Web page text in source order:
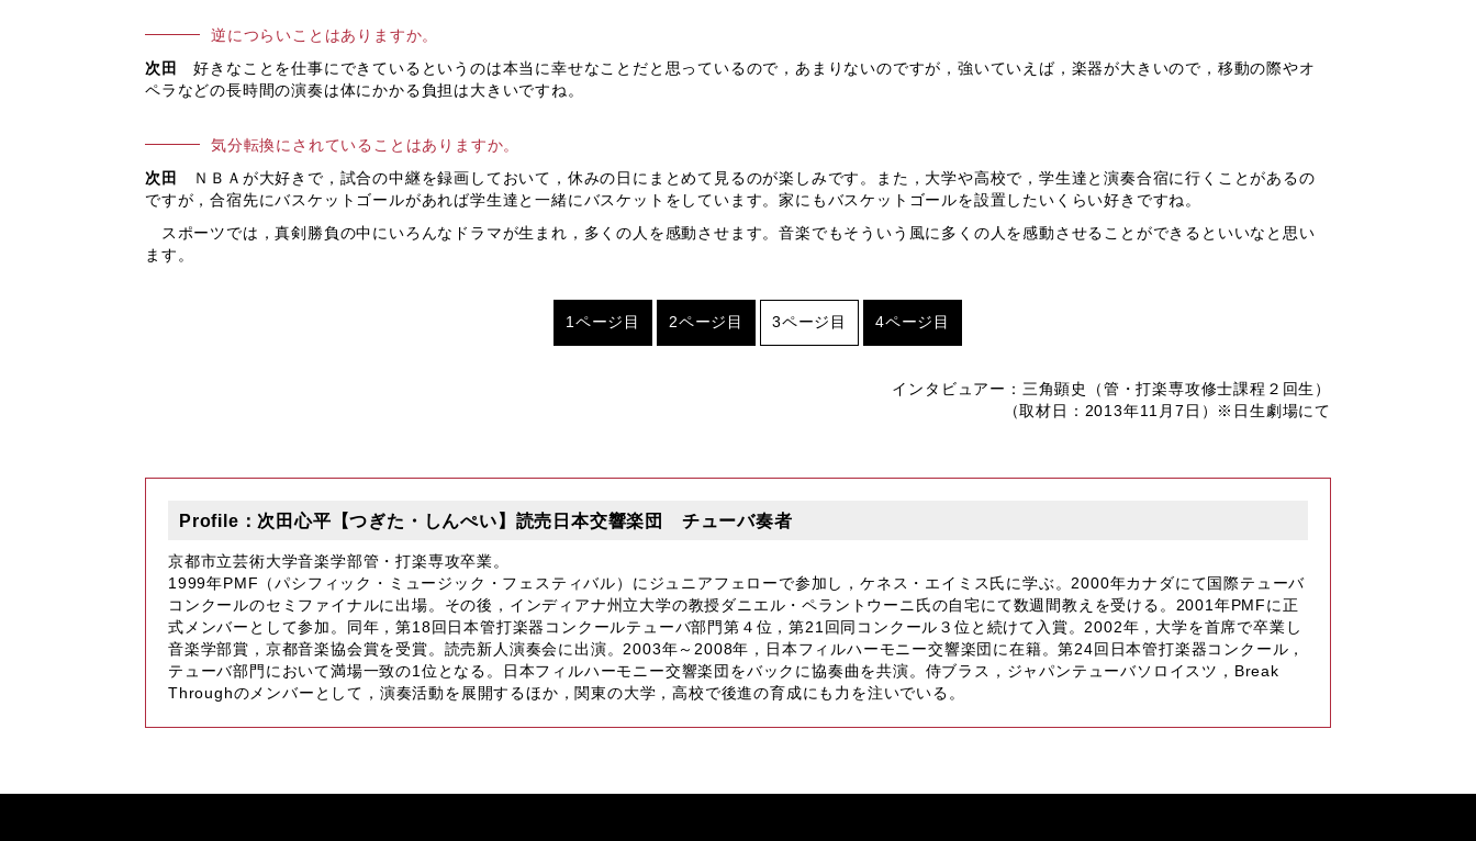
逆につらいことはありますか。
次田
好きなことを仕事にできているというのは本当に幸せなことだと思っているので，あまりないのですが，強いていえば，楽器が大きいので，移動の際やオ
ペラなどの長時間の演奏は体にかかる負担は大きいですね。
気分転換にされていることはありますか。
次田
ＮＢＡが大好きで，試合の中継を録画しておいて，休みの日にまとめて見るのが楽しみです。また，大学や高校で，学生達と演奏合宿に行くことがあるの
ですが，合宿先にバスケットゴールがあれば学生達と一緒にバスケットをしています。家にもバスケットゴールを設置したいくらい好きですね。
スポーツでは，真剣勝負の中にいろんなドラマが生まれ，多くの人を感動させます。音楽でもそういう風に多くの人を感動させることができるといいなと思い
ます。
1ページ目 2ページ目 3ページ目 4ページ目
インタビュアー：三角顕史（管・打楽専攻修士課程２回生）
（取材日：2013年11月7日）※日生劇場にて
Profile：次田心平【つぎた・しんぺい】読売日本交響楽団 チューバ奏者
京都市立芸術大学音楽学部管・打楽専攻卒業。
1999年PMF（パシフィック・ミュージック・フェスティバル）にジュニアフェローで参加し，ケネス・エイミス氏に学ぶ。2000年カナダにて国際テューバ
コンクールのセミファイナルに出場。その後，インディアナ州立大学の教授ダニエル・ペラントウーニ氏の自宅にて数週間教えを受ける。2001年PMFに正
式メンバーとして参加。同年，第18回日本管打楽器コンクールテューバ部門第４位，第21回同コンクール３位と続けて入賞。2002年，大学を首席で卒業し
音楽学部賞，京都音楽協会賞を受賞。読売新人演奏会に出演。2003年～2008年，日本フィルハーモニー交響楽団に在籍。第24回日本管打楽器コンクール，
テューバ部門において満場一致の1位となる。日本フィルハーモニー交響楽団をバックに協奏曲を共演。侍ブラス，ジャパンテューバソロイスツ，Break
Throughのメンバーとして，演奏活動を展開するほか，関東の大学，高校で後進の育成にも力を注いでいる。